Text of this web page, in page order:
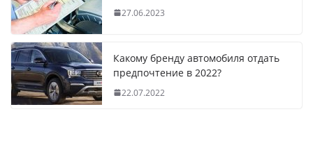
27.06.2023
Какому бренду автомобиля отдать
предпочтение в 2022?
22.07.2022